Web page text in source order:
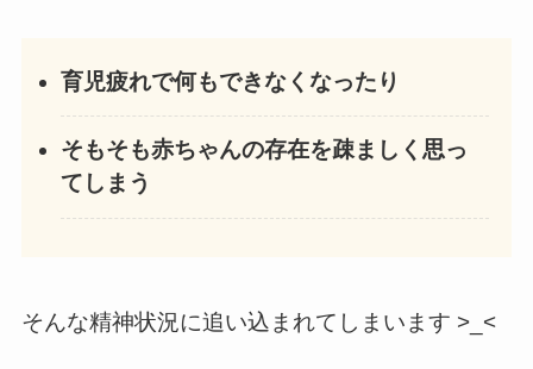
育児疲れで何もできなくなったり
そもそも赤ちゃんの存在を疎ましく思っ
てしまう
そんな精神状況に追い込まれてしまいます >_<